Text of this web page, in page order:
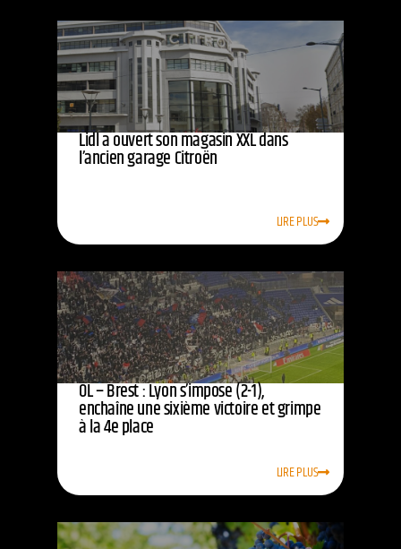
Lidl a ouvert son magasin XXL dans
l’ancien garage Citroën
LIRE PLUS
OL – Brest : Lyon s’impose (2-1),
enchaîne une sixième victoire et grimpe
à la 4e place
LIRE PLUS